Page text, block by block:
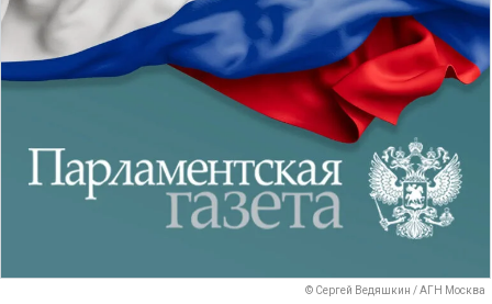
© Сергей Ведяшкин / АГН Москва